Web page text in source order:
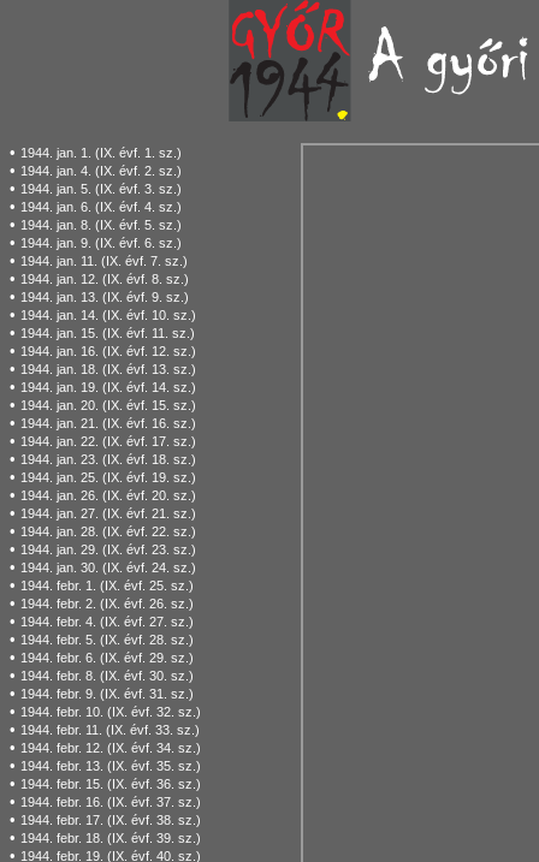
• 1944. jan. 1. (IX. évf. 1. sz.)
• 1944. jan. 4. (IX. évf. 2. sz.)
• 1944. jan. 5. (IX. évf. 3. sz.)
• 1944. jan. 6. (IX. évf. 4. sz.)
• 1944. jan. 8. (IX. évf. 5. sz.)
• 1944. jan. 9. (IX. évf. 6. sz.)
• 1944. jan. 11. (IX. évf. 7. sz.)
• 1944. jan. 12. (IX. évf. 8. sz.)
• 1944. jan. 13. (IX. évf. 9. sz.)
• 1944. jan. 14. (IX. évf. 10. sz.)
• 1944. jan. 15. (IX. évf. 11. sz.)
• 1944. jan. 16. (IX. évf. 12. sz.)
• 1944. jan. 18. (IX. évf. 13. sz.)
• 1944. jan. 19. (IX. évf. 14. sz.)
• 1944. jan. 20. (IX. évf. 15. sz.)
• 1944. jan. 21. (IX. évf. 16. sz.)
• 1944. jan. 22. (IX. évf. 17. sz.)
• 1944. jan. 23. (IX. évf. 18. sz.)
• 1944. jan. 25. (IX. évf. 19. sz.)
• 1944. jan. 26. (IX. évf. 20. sz.)
• 1944. jan. 27. (IX. évf. 21. sz.)
• 1944. jan. 28. (IX. évf. 22. sz.)
• 1944. jan. 29. (IX. évf. 23. sz.)
• 1944. jan. 30. (IX. évf. 24. sz.)
• 1944. febr. 1. (IX. évf. 25. sz.)
• 1944. febr. 2. (IX. évf. 26. sz.)
• 1944. febr. 4. (IX. évf. 27. sz.)
• 1944. febr. 5. (IX. évf. 28. sz.)
• 1944. febr. 6. (IX. évf. 29. sz.)
• 1944. febr. 8. (IX. évf. 30. sz.)
• 1944. febr. 9. (IX. évf. 31. sz.)
• 1944. febr. 10. (IX. évf. 32. sz.)
• 1944. febr. 11. (IX. évf. 33. sz.)
• 1944. febr. 12. (IX. évf. 34. sz.)
• 1944. febr. 13. (IX. évf. 35. sz.)
• 1944. febr. 15. (IX. évf. 36. sz.)
• 1944. febr. 16. (IX. évf. 37. sz.)
• 1944. febr. 17. (IX. évf. 38. sz.)
• 1944. febr. 18. (IX. évf. 39. sz.)
• 1944. febr. 19. (IX. évf. 40. sz.)